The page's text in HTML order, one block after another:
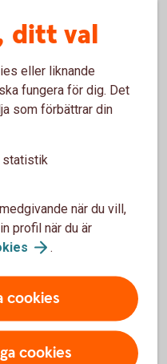
del av
får från staten om
(om du inte haft
mer om allmän
ditt val
eller liknande
fungera för dig. Det
som förbättrar din
statistik
när du vill,
profil när du är
.
cookies
cookies